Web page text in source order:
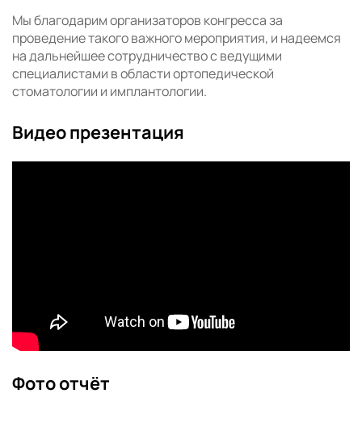
Мы благодарим организаторов конгресса за
проведение такого важного мероприятия, и надеемся
на дальнейшее сотрудничество с ведущими
специалистами в области ортопедической
стоматологии и имплантологии.
Видео презентация
Фото отчёт